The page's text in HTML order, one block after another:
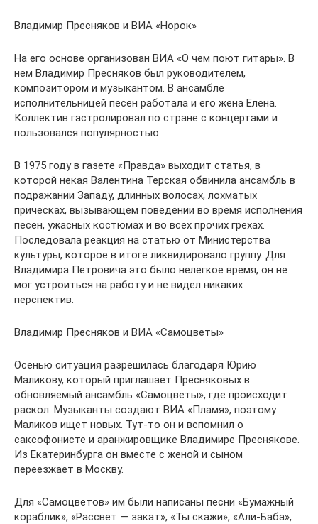
Владимир Пресняков и ВИА «Норок»
На его основе организован ВИА «О чем поют гитары». В
нем Владимир Пресняков был руководителем,
композитором и музыкантом. В ансамбле
исполнительницей песен работала и его жена Елена.
Коллектив гастролировал по стране с концертами и
пользовался популярностью.
В 1975 году в газете «Правда» выходит статья, в
которой некая Валентина Терская обвинила ансамбль в
подражании Западу, длинных волосах, лохматых
прическах, вызывающем поведении во время исполнения
песен, ужасных костюмах и во всех прочих грехах.
Последовала реакция на статью от Министерства
культуры, которое в итоге ликвидировало группу. Для
Владимира Петровича это было нелегкое время, он не
мог устроиться на работу и не видел никаких
перспектив.
Владимир Пресняков и ВИА «Самоцветы»
Осенью ситуация разрешилась благодаря Юрию
Маликову, который приглашает Пресняковых в
обновляемый ансамбль «Самоцветы», где происходит
раскол. Музыканты создают ВИА «Пламя», поэтому
Маликов ищет новых. Тут-то он и вспомнил о
саксофонисте и аранжировщике Владимире Преснякове.
Из Екатеринбурга он вместе с женой и сыном
переезжает в Москву.
Для «Самоцветов» им были написаны песни «Бумажный
кораблик», «Рассвет — закат», «Ты скажи», «Али-Баба»,